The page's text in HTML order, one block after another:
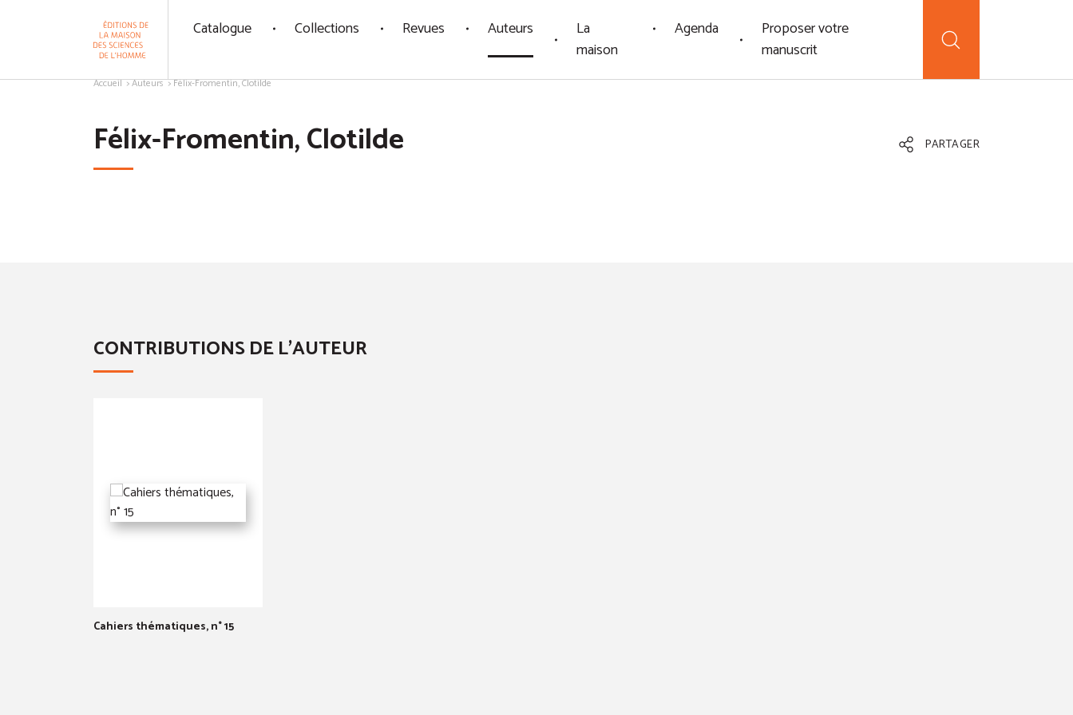
Catalogue Collections Revues Auteurs
La
maison
Agenda
Proposer votre
manuscrit
Accueil Auteurs Félix-Fromentin, Clotilde
Félix-Fromentin, Clotilde PARTAGER
CONTRIBUTIONS DE L'AUTEUR
Cahiers thématiques, n° 15